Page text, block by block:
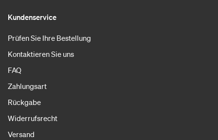
Kundenservice
Prüfen Sie Ihre Bestellung
Kontaktieren Sie uns
FAQ
Zahlungsart
Rückgabe
Widerrufsrecht
Versand